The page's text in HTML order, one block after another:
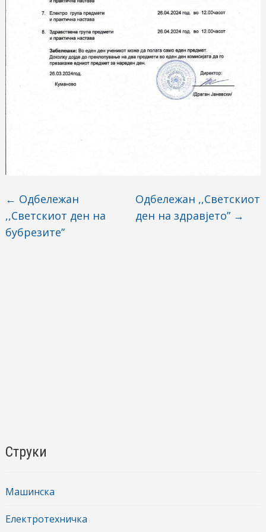
← Одбележан
,,Светскиот ден на
бубрезите”
Одбележан ,,Светскиот
ден на здравјето” →
Струки
Машинска
Електротехничка